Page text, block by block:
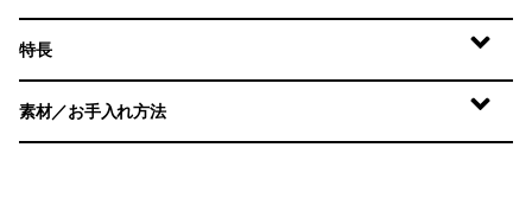
特長
素材／お手入れ方法